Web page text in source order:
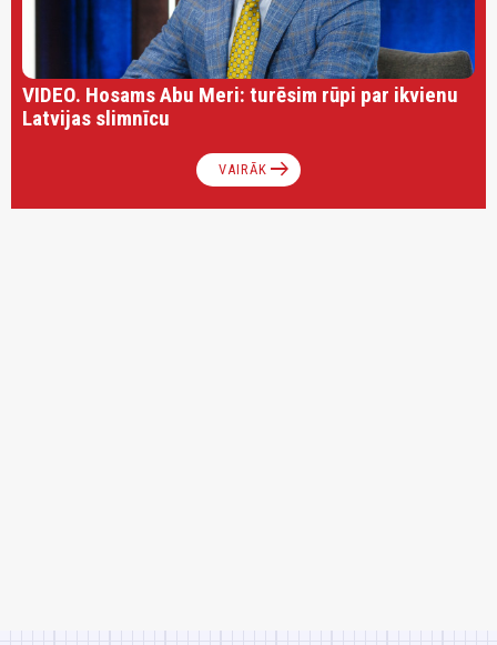
VIDEO. Hosams Abu Meri: turēsim rūpi par ikvienu
Latvijas slimnīcu
VAIRĀK arrow_right_alt